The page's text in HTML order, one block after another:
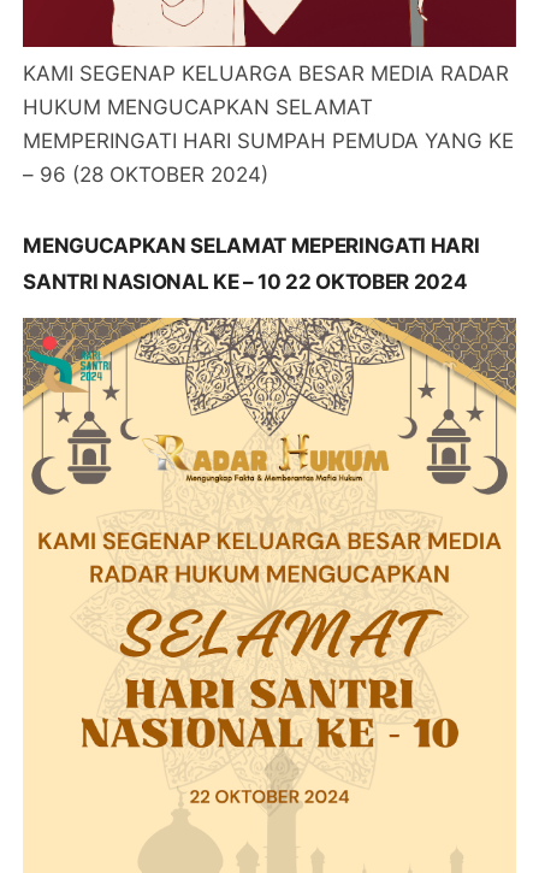
KAMI SEGENAP KELUARGA BESAR MEDIA RADAR
HUKUM MENGUCAPKAN SELAMAT
MEMPERINGATI HARI SUMPAH PEMUDA YANG KE
– 96 (28 OKTOBER 2024)
MENGUCAPKAN SELAMAT MEPERINGATI HARI
SANTRI NASIONAL KE – 10 22 OKTOBER 2024